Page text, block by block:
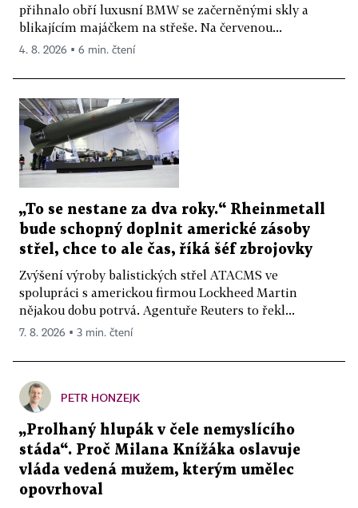
přihnalo obří luxusní BMW se začerněnými skly a
blikajícím majáčkem na střeše. Na červenou...
4. 8. 2026 ▪ 6 min. čtení
„To se nestane za dva roky.“ Rheinmetall
bude schopný doplnit americké zásoby
střel, chce to ale čas, říká šéf zbrojovky
Zvýšení výroby balistických střel ATACMS ve
spolupráci s americkou firmou Lockheed Martin
nějakou dobu potrvá. Agentuře Reuters to řekl...
7. 8. 2026 ▪ 3 min. čtení
PETR HONZEJK
„Prolhaný hlupák v čele nemyslícího
stáda“. Proč Milana Knížáka oslavuje
vláda vedená mužem, kterým umělec
opovrhoval